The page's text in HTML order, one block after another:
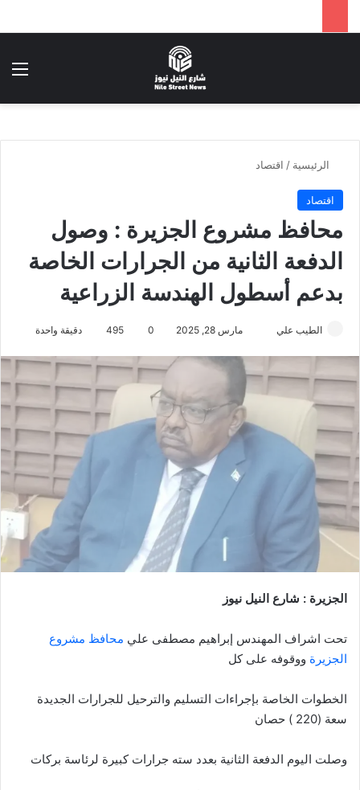
الرئيسية / اقتصاد
اقتصاد
محافظ مشروع الجزيرة : وصول
الدفعة الثانية من الجرارات الخاصة
بدعم أسطول الهندسة الزراعية
الطيب علي
إلكترونيا
مارس 28, 2025 0
495 دقيقة واحدة
الجزيرة : شارع النيل نيوز
تحت اشراف المهندس إبراهيم مصطفى علي محافظ مشروع
الجزيرة ووقوفه على كل
الخطوات الخاصة بإجراءات التسليم والترحيل للجرارات الجديدة
سعة (220 ) حصان
وصلت اليوم الدفعة الثانية بعدد سته جرارات كبيرة لرئاسة بركات